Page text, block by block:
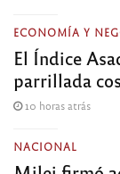
ECONOMÍA Y
El Índice
parrillada
10 horas atrás
NACIONAL